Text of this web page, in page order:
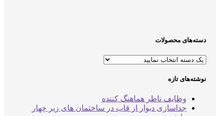
محصولات
تازه
وظایف ناظر هماهنگ کننده
جداسازی دیوار از قاب در ساختمان های زیر چهار